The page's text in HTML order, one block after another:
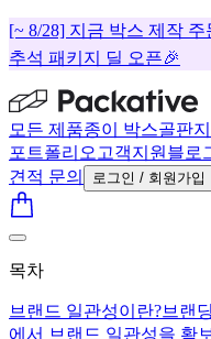
[~ 8/28] 지금 박스 제작 주
추석 패키지 딜 오픈🎉
모든 제품종이 박스골판
포트폴리오 고객지원 블로
견적 문의
로그인 / 회원가입
목차
브랜드 일관성이란?브랜
에서 브랜드 일관성을 확